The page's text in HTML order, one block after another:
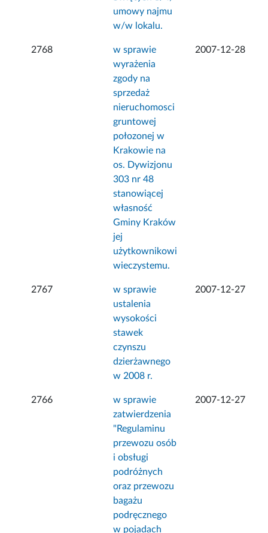
umowy najmu
w/w lokalu.
2768
w sprawie
wyrażenia
zgody na
sprzedaż
nieruchomosci
gruntowej
połozonej w
Krakowie na
os. Dywizjonu
303 nr 48
stanowiącej
własność
Gminy Kraków
jej
użytkownikowi
wieczystemu.
2007-12-28
2767
w sprawie
ustalenia
wysokości
stawek
czynszu
dzierżawnego
w 2008 r.
2007-12-27
2766
w sprawie
zatwierdzenia
"Regulaminu
przewozu osób
i obsługi
podróżnych
oraz przewozu
bagażu
podręcznego
w pojadach
2007-12-27